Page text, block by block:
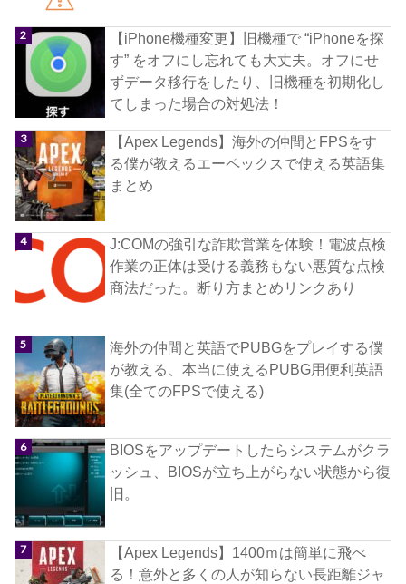
【iPhone機種変更】旧機種で “iPhoneを探
す” をオフにし忘れても大丈夫。オフにせ
ずデータ移行をしたり、旧機種を初期化し
てしまった場合の対処法！
【Apex Legends】海外の仲間とFPSをす
る僕が教えるエーペックスで使える英語集
まとめ
J:COMの強引な詐欺営業を体験！電波点検
作業の正体は受ける義務もない悪質な点検
商法だった。断り方まとめリンクあり
海外の仲間と英語でPUBGをプレイする僕
が教える、本当に使えるPUBG用便利英語
集(全てのFPSで使える)
BIOSをアップデートしたらシステムがクラ
ッシュ、BIOSが立ち上がらない状態から復
旧。
【Apex Legends】1400ｍは簡単に飛べ
る！意外と多くの人が知らない長距離ジャ